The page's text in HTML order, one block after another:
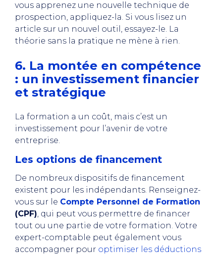
vous apprenez une nouvelle technique de
prospection, appliquez-la. Si vous lisez un
article sur un nouvel outil, essayez-le. La
théorie sans la pratique ne mène à rien.
6. La montée en compétence
: un investissement financier
et stratégique
La formation a un coût, mais c’est un
investissement pour l’avenir de votre
entreprise.
Les options de financement
De nombreux dispositifs de financement
existent pour les indépendants. Renseignez-
vous sur le Compte Personnel de Formation
(CPF), qui peut vous permettre de financer
tout ou une partie de votre formation. Votre
expert-comptable peut également vous
accompagner pour optimiser les déductions